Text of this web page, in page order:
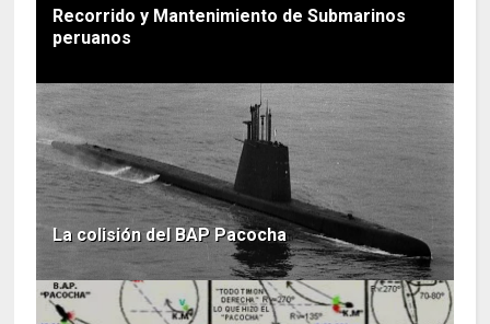
Recorrido y Mantenimiento de Submarinos
peruanos
La colisión del BAP Pacocha